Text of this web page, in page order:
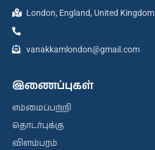
London, England, United Kingdom
vanakkamlondon@gmail.com
இணைப்புகள்
எம்மைப்பற்றி
தொடர்புக்கு
விளம்பரம்